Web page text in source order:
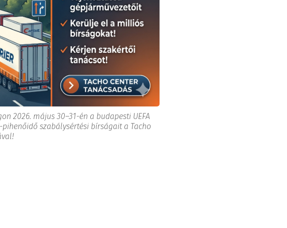
2026. május 30–31-én a budapesti UEFA
szabálysértési bírságait a Tacho